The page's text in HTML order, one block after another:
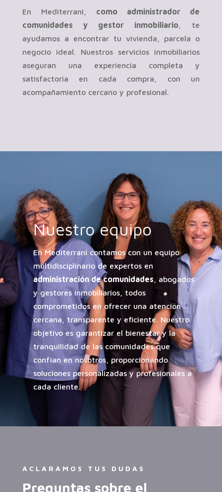
En Mediterrani, como administrador de
comunidades y gestor inmobiliario , te
ayudamos a encontrar tu vivienda, parcela o
negocio ideal. Nuestros servicios inmobiliarios
aseguran una experiencia completa y
satisfactoria en cada compra, con un
acompañamiento cercano y profesional.
Nuestro equipo
En Mediterrani contamos con un equipo
multidisciplinario de expertos en
administración de comunidades , abogados
y gestores inmobiliarios, todos
comprometidos en ofrecer una atención
cercana, transparente y eficiente. Nuestro
objetivo es garantizar el bienestar y la
tranquilidad de las comunidades que
confían en nosotros, proporcionando
soluciones personalizadas y profesionales a
cada cliente.
ACLARAMOS TUS DUDAS
Preguntas sobre el